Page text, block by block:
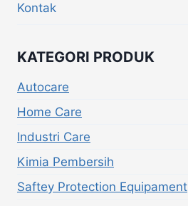
Kontak
KATEGORI PRODUK
Autocare
Home Care
Industri Care
Kimia Pembersih
Saftey Protection Equipament